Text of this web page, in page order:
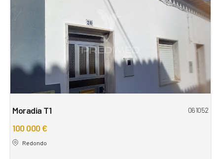
Moradia T1 061052
100 000 €
Redondo